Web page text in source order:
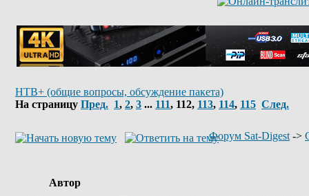
НТВ+ (общие вопросы, обсуждение пакета)
На страницу Пред. 1, 2, 3 ... 111, 112, 113, 114, 115 След.
Форум Sat-Digest ->
Автор